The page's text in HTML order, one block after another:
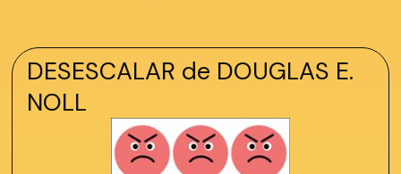
DESESCALAR de DOUGLAS E.
NOLL